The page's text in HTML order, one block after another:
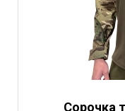
Сорочка